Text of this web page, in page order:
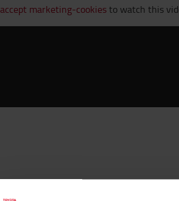
accept marketing-cookiesto watch this